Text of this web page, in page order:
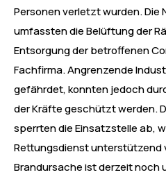
Personen verletzt wurden. Die
umfassten die Belüftung der
Entsorgung der betroffenen
Fachfirma. Angrenzende
gefährdet, konnten jedoch
der Kräfte geschützt werden.
sperrten die Einsatzstelle ab,
Rettungsdienst unterstützend
Brandursache ist derzeit noch